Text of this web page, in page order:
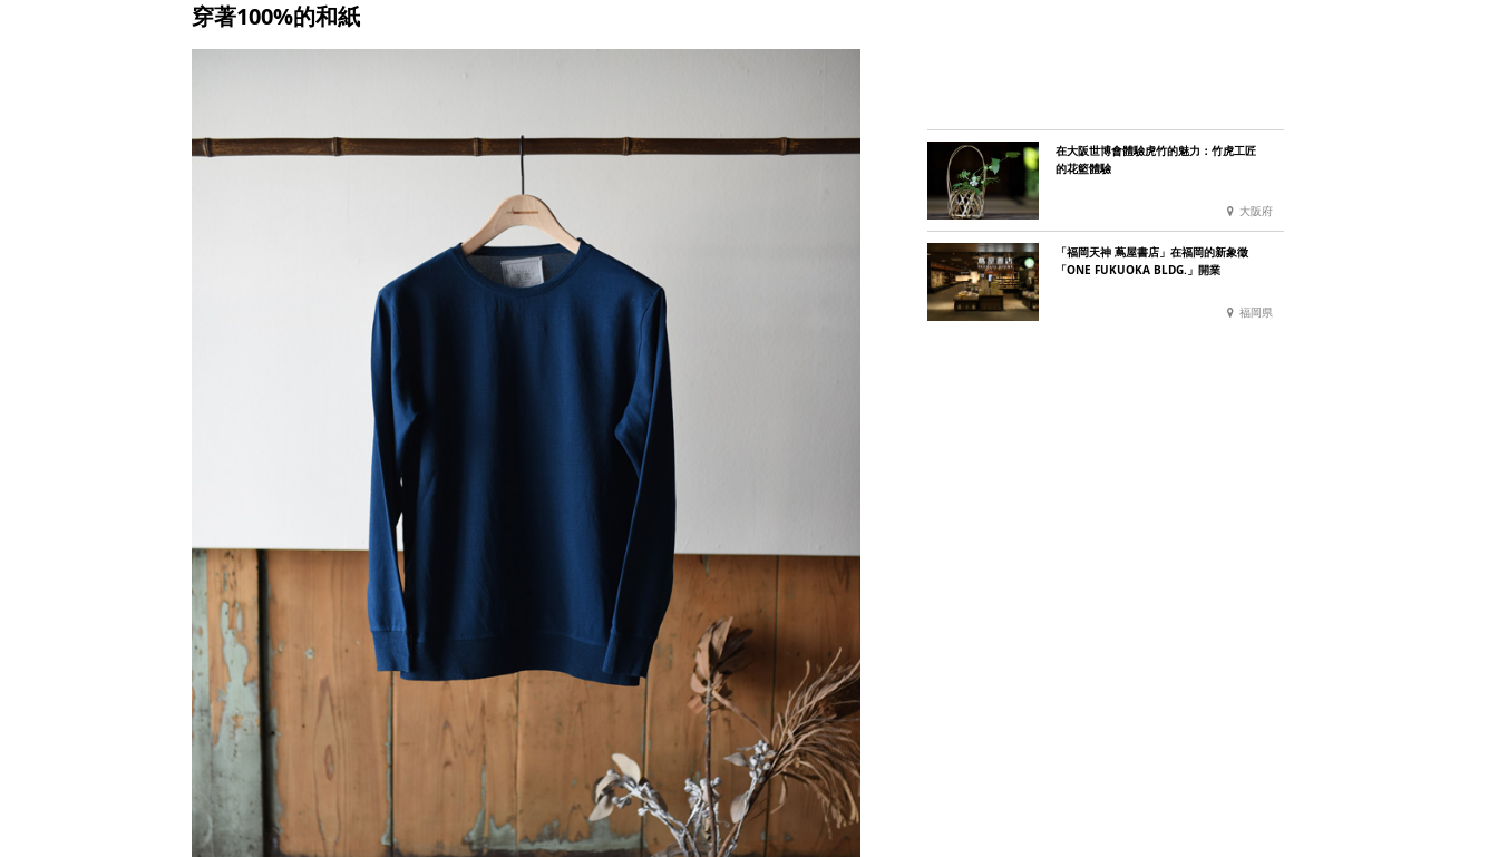
穿著100%的和紙
在大阪世博會體驗虎竹的魅力：竹虎工匠
的花籃體驗
大阪府
「福岡天神 蔦屋書店」在福岡的新象徵
「ONE FUKUOKA BLDG.」開業
福岡県